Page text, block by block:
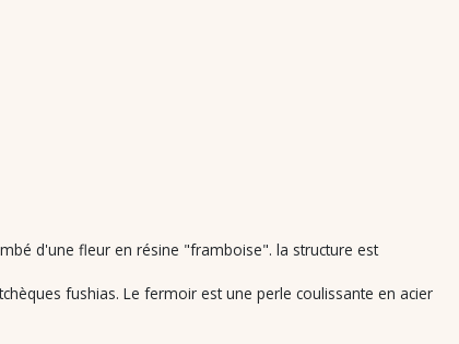
d'une fleur en résine "framboise". la structure est
fushias. Le fermoir est une perle coulissante en acier